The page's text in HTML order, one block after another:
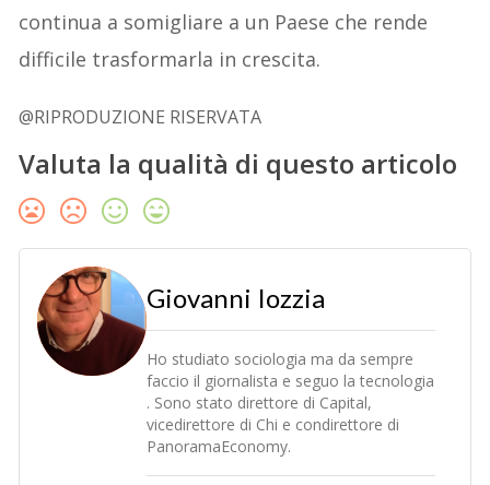
continua a somigliare a un Paese che rende
difficile trasformarla in crescita.
@RIPRODUZIONE RISERVATA
Valuta la qualità di questo articolo
Giovanni Iozzia
Ho studiato sociologia ma da sempre
faccio il giornalista e seguo la tecnologia
. Sono stato direttore di Capital,
vicedirettore di Chi e condirettore di
PanoramaEconomy.